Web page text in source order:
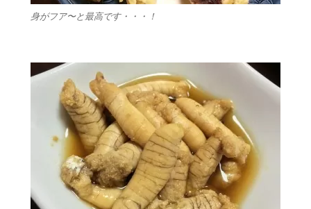
身がフア〜と最高です・・・！